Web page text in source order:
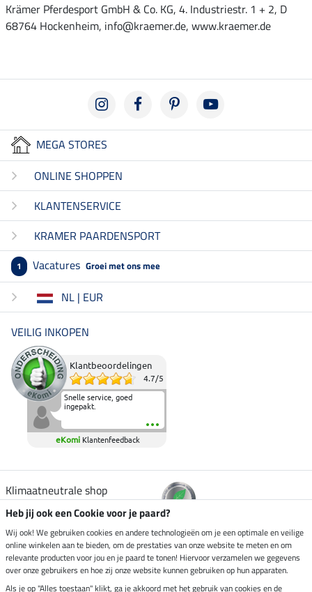
Krämer Pferdesport GmbH & Co. KG, 4. Industriestr. 1 + 2, D
68764 Hockenheim, info@kraemer.de, www.kraemer.de
MEGA STORES
ONLINE SHOPPEN
KLANTENSERVICE
KRAMER PAARDENSPORT
1 Vacatures Groei met ons mee
NL | EUR
VEILIG INKOPEN
Klantbeoordelingen
4.7/5
Snelle service, goed
ingepakt.
eKomi Klantenfeedback
Klimaatneutrale shop
Verzending per
Veilig betalen met
Heb jij ook een Cookie voor je paard?
Wij ook! We gebruiken cookies en andere technologieën om je een optimale en veilige
online winkelen aan te bieden, om de prestaties van onze website te meten en om
relevante producten voor jou en je paard te tonen! Hiervoor verzamelen we gegevens
over onze gebruikers en hoe zij onze website kunnen gebruiken op hun apparaten.
Als je op "Alles toestaan" klikt, ga je akkoord met het gebruik van cookies en de